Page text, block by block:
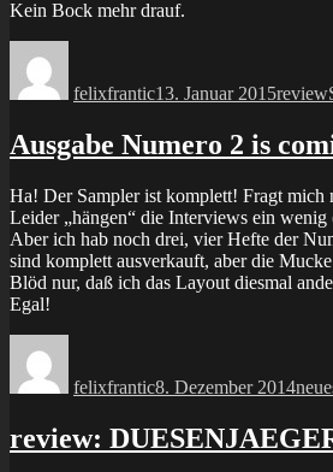
Kein Bock mehr drauf.
felixfrantic13. Januar 2015review
Ausgabe Numero 2 is
Ha! Der Sampler ist komplett! Fragt mich
Leider „hängen“ die Interviews ein
Aber ich hab noch drei, vier Hefte der
sind komplett ausverkauft, aber die
Blöd nur, daß ich das Layout diesmal
Egal!
felixfrantic8. Dezember 2014
review: